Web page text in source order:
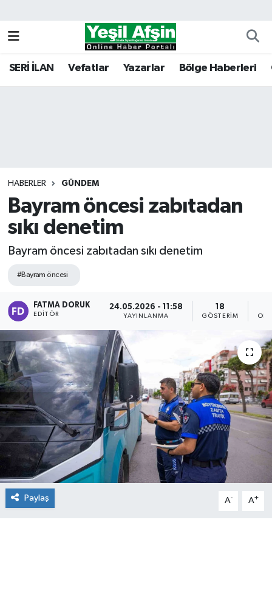
SERİ İLAN Vefatlar Yazarlar Bölge Haberleri
HABERLER GÜNDEM
Bayram öncesi zabıtadan
sıkı denetim
Bayram öncesi zabıtadan sıkı denetim
#Bayram öncesi
FATMA DORUK
EDITÖR
24.05.2026 - 11:58
YAYINLANMA
18
GÖSTERIM
Paylaş A- A+
Kahramanmaraş Nöbetçi Eczaneler
Tüm Manşetler
Son Dakika Haberleri